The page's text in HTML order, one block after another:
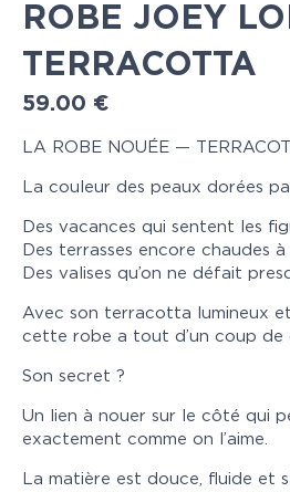
ROBE JOEY
TERRACOTTA
59.00 €
LA ROBE NOUÉE —
La couleur des peaux dorées
Des vacances qui sentent les
Des terrasses encore chaudes
Des valises qu’on ne défait
Avec son terracotta lumineux
cette robe a tout d’un coup de
Son secret ?
Un lien à nouer sur le côté qui
exactement comme on l’aime.
La matière est douce, fluide et